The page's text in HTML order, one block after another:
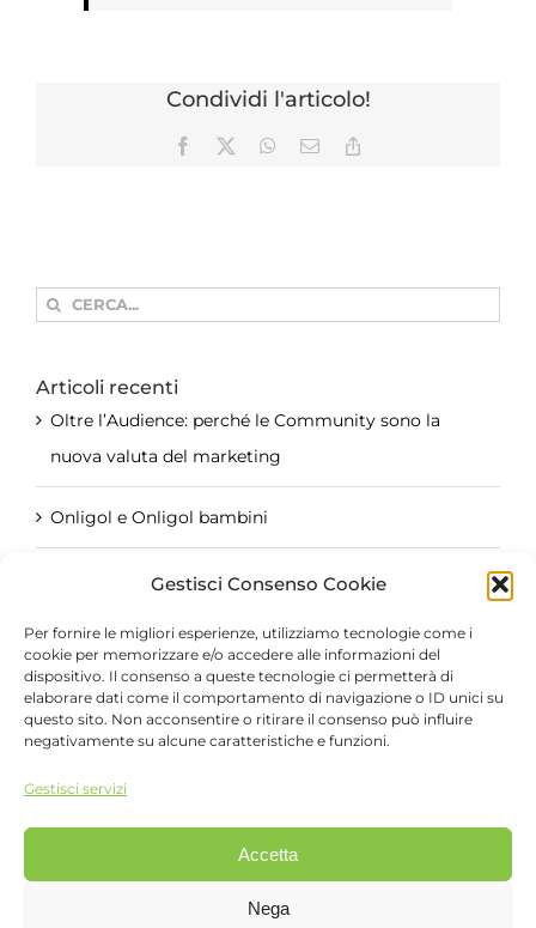
Gestisci Consenso Cookie
Per fornire le migliori esperienze, utilizziamo tecnologie come i
cookie per memorizzare e/o accedere alle informazioni del
dispositivo. Il consenso a queste tecnologie ci permetterà di
elaborare dati come il comportamento di navigazione o ID unici su
questo sito. Non acconsentire o ritirare il consenso può influire
negativamente su alcune caratteristiche e funzioni.
Gestisci servizi
Accetta
Nega
Condividi l'articolo!
Facebook WhatsApp
Email
Cerca
Articoli recenti
Oltre l’Audience: perché le Community sono la
nuova valuta del marketing
Onligol e Onligol bambini
Il Brand Creator: quando l’azienda parla il
Le mamme non si stanno disconnettendo dal
digitale. Si stanno disconnettendo da ciò che non
crea valore
2026 FattoreDigital Srl
FattoreMamma è una divisione diFattoreDigital Srl,
Viale Monza, 12 - 20127 Milano - Tel 02.26882222 - P.IVA